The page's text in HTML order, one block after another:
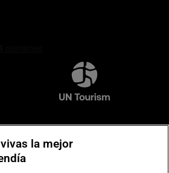
en pagos electrónicos
la mejor